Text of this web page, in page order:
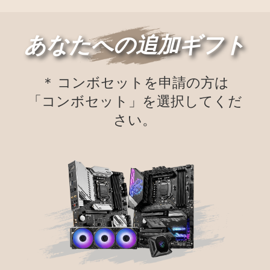
あなたへの追加ギフト
＊ コンボセットを申請の方は
「コンボセット」を選択してくだ
さい。